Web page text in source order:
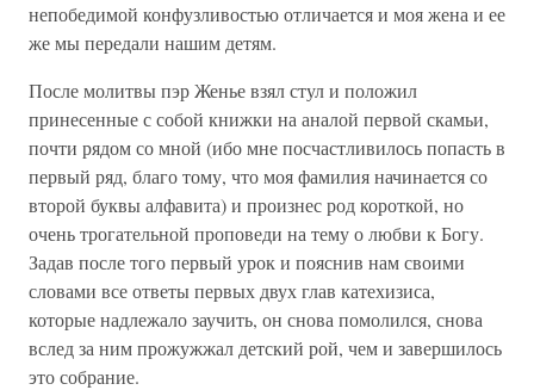
непобедимой конфузливостью отличается и моя жена и ее
же мы передали нашим детям.
После молитвы пэр Женье взял стул и положил
принесенные с собой книжки на аналой первой скамьи,
почти рядом со мной (ибо мне посчастливилось попасть в
первый ряд, благо тому, что моя фамилия начинается со
второй буквы алфавита) и произнес род короткой, но
очень трогательной проповеди на тему о любви к Богу.
Задав после того первый урок и пояснив нам своими
словами все ответы первых двух глав катехизиса,
которые надлежало заучить, он снова помолился, снова
вслед за ним прожужжал детский рой, чем и завершилось
это собрание.